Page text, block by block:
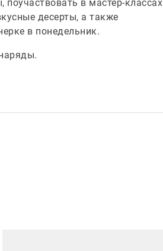
в мастер-классах
десерты, а также
в понедельник.